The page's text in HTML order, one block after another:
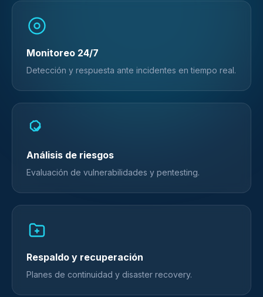
Monitoreo 24/7
Detección y respuesta ante incidentes en tiempo real.
Análisis de riesgos
Evaluación de vulnerabilidades y pentesting.
Respaldo y recuperación
Planes de continuidad y disaster recovery.